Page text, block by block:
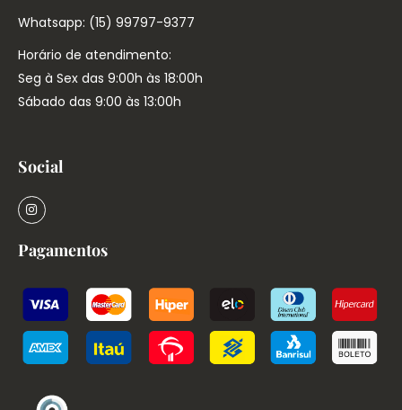
Whatsapp: (15) 99797-9377
Horário de atendimento:
Seg à Sex das 9:00h às 18:00h
Sábado das 9:00 às 13:00h
Social
Pagamentos